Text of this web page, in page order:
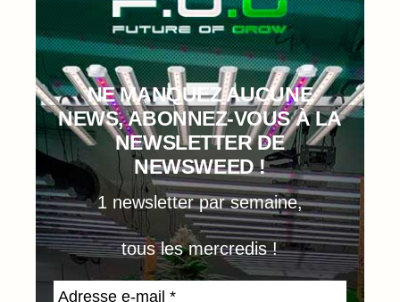
NE MANQUEZ AUCUNE
NEWS, ABONNEZ-VOUS À LA
NEWSLETTER DE
NEWSWEED !
1 newsletter par semaine,
tous les mercredis !